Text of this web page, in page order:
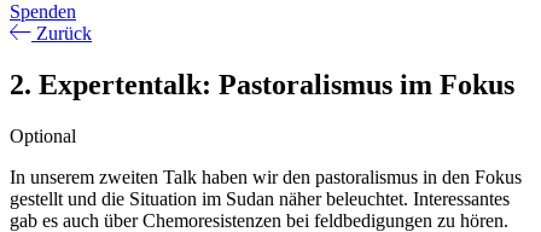
Spenden
Zurück
2. Expertentalk: Pastoralismus im Fokus
Optional
In unserem zweiten Talk haben wir den pastoralismus in den Fokus
gestellt und die Situation im Sudan näher beleuchtet. Interessantes
gab es auch über Chemoresistenzen bei feldbedigungen zu hören.